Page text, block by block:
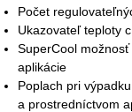
Počet
Ukazovateľ teploty
SuperCool
aplikácie
Poplach pri
a prostredníctvom